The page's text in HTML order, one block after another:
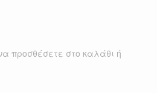
προσθέσετε στο καλάθι ή